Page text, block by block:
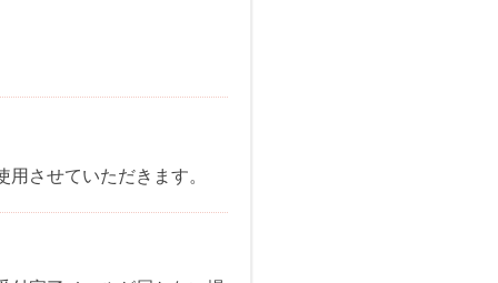
させていただきます。